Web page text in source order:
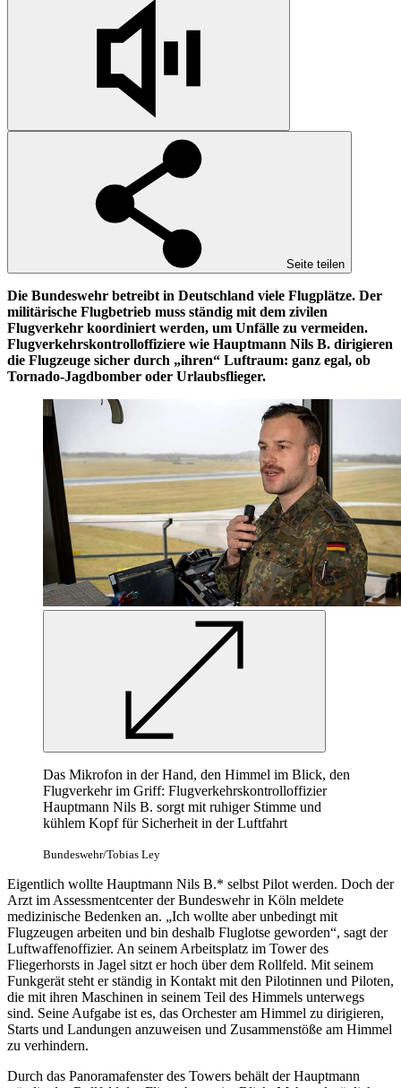
Seite teilen
Die Bundeswehr betreibt in Deutschland viele Flugplätze. Der
militärische Flugbetrieb muss ständig mit dem zivilen
Flugverkehr koordiniert werden, um Unfälle zu vermeiden.
Flugverkehrskontrolloffiziere wie Hauptmann Nils B. dirigieren
die Flugzeuge sicher durch „ihren“ Luftraum: ganz egal, ob
Tornado-Jagdbomber oder Urlaubsflieger.
Das Mikrofon in der Hand, den Himmel im Blick, den
Flugverkehr im Griff: Flugverkehrskontrolloffizier
Hauptmann Nils B. sorgt mit ruhiger Stimme und
kühlem Kopf für Sicherheit in der Luftfahrt
Bundeswehr/Tobias Ley
Eigentlich wollte Hauptmann Nils B.* selbst Pilot werden. Doch der
Arzt im Assessmentcenter der Bundeswehr in Köln meldete
medizinische Bedenken an. „Ich wollte aber unbedingt mit
Flugzeugen arbeiten und bin deshalb Fluglotse geworden“, sagt der
Luftwaffenoffizier. An seinem Arbeitsplatz im Tower des
Fliegerhorsts in Jagel sitzt er hoch über dem Rollfeld. Mit seinem
Funkgerät steht er ständig in Kontakt mit den Pilotinnen und Piloten,
die mit ihren Maschinen in seinem Teil des Himmels unterwegs
sind. Seine Aufgabe ist es, das Orchester am Himmel zu dirigieren,
Starts und Landungen anzuweisen und Zusammenstöße am Himmel
zu verhindern.
Durch das Panoramafenster des Towers behält der Hauptmann